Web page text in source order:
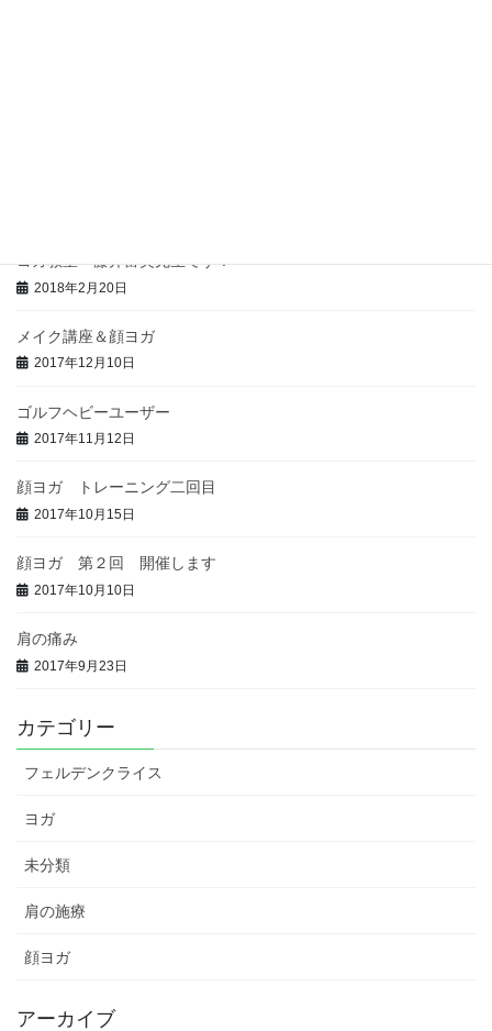
ヨガ教室 藤井富美先生です！
2018年2月20日
メイク講座＆顔ヨガ
2017年12月10日
ゴルフヘビーユーザー
2017年11月12日
顔ヨガ トレーニング二回目
2017年10月15日
顔ヨガ 第２回 開催します
2017年10月10日
肩の痛み
2017年9月23日
カテゴリー
フェルデンクライス
ヨガ
未分類
肩の施療
顔ヨガ
アーカイブ